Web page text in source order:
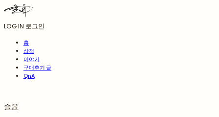
LOG IN 로그인
홈
상점
이야기
구매후기 글
QnA
슬윤